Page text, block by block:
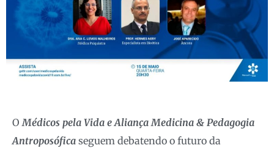
OMédicos pela Vida e Aliança Medicina & Pedagogia
Antroposófica seguem debatendo o futuro da